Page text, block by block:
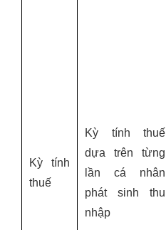
Kỳ tính
thuế
Kỳ tính thuế
dựa trên từng
lần cá nhân
phát sinh thu
nhập